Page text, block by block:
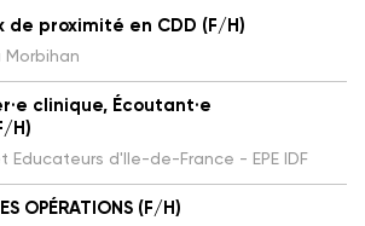
de proximité en CDD (F/H)
clinique, Écoutant·e
H)
Educateurs d'Ile-de-France - EPE IDF
OPÉRATIONS (F/H)